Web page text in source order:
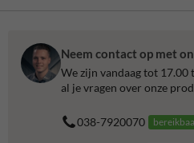
Neem contact op met
We zijn vandaag tot
al je vragen over onze
038-7920070